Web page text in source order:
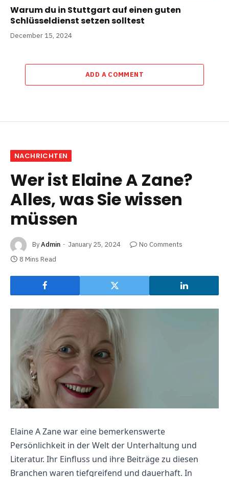
Warum du in Stuttgart auf einen guten
Schlüsseldienst setzen solltest
December 15, 2024
ADD A COMMENT
NACHRICHTEN
Wer ist Elaine A Zane?
Alles, was Sie wissen
müssen
ByAdmin January 25, 2024
No Comments
8 Mins Read
Elaine A Zane war eine bemerkenswerte
Persönlichkeit in der Welt der Unterhaltung und
Literatur. Ihr Einfluss und ihre Beiträge zu diesen
Branchen waren tiefgreifend und dauerhaft. In